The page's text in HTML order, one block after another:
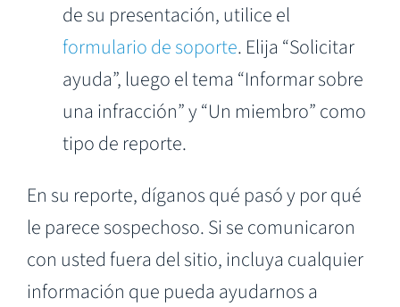
de su presentación, utilice el
formulario de soporte. Elija “Solicitar
ayuda”, luego el tema “Informar sobre
una infracción” y “Un miembro” como
tipo de reporte.
En su reporte, díganos qué pasó y por qué
le parece sospechoso. Si se comunicaron
con usted fuera del sitio, incluya cualquier
información que pueda ayudarnos a